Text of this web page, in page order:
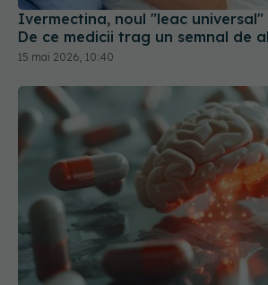
Ivermectina, noul "leac
De ce medicii trag un semnal de
15 mai 2026, 10:40